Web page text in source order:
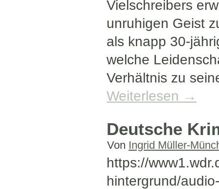
Vielschreibers
unruhigen Geist
als knapp 30-
welche
Verhältnis zu
Weiterlesen →
Deutsche
Von Ingrid Müller-
https://
hintergrund/